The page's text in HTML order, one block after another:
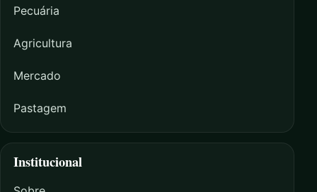
Pecuária
Agricultura
Mercado
Pastagem
Institucional